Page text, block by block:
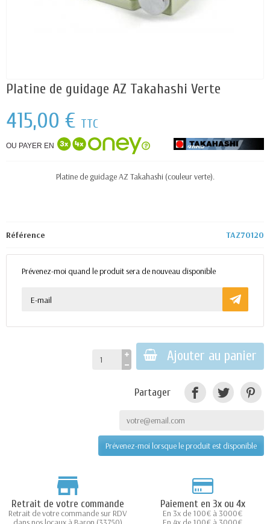
Platine de guidage AZ Takahashi Verte
415,00 € TTC
OU PAYER EN
Platine de guidage AZ Takahashi (couleur verte).
Référence TAZ70120
Prévenez-moi quand le produit sera de nouveau disponible
Ajouter au panier
Partager
Prévenez-moi lorsque le produit est disponible
Retrait de votre commande
Retrait de votre commande sur RDV
Paiement en 3x ou 4x
En 3x de 100€ à 3000€